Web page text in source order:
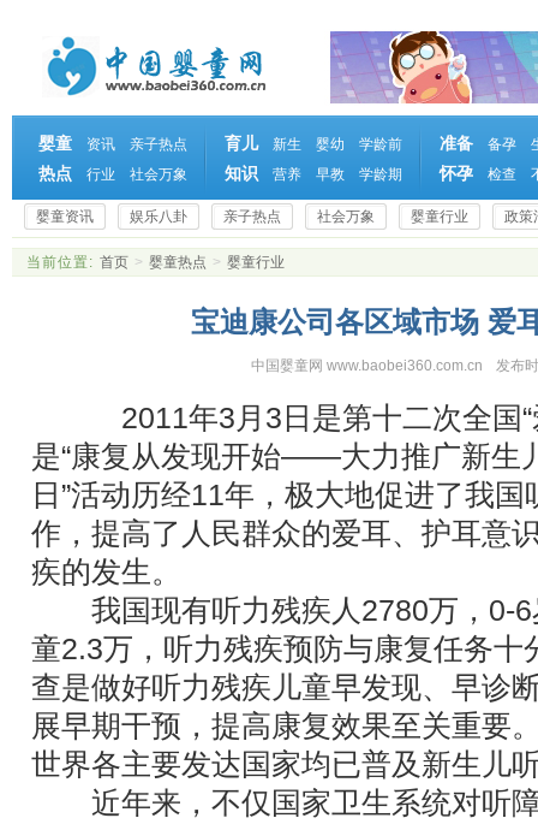
婴童
热点
资讯
亲子热点
行业
社会万象
育儿
知识
新生 婴幼
学龄前
营养
早教 学龄期
准备
怀孕
备孕
检查
婴童资讯 娱乐八卦 亲子热点 社会万象 婴童行业 政策
当前位置: 首页 > 婴童热点 > 婴童行业
宝迪康公司各区域市场 爱
中国婴童网 www.baobei360.com.cn 发布
2011年3月3日是第十二次全国“
是“康复从发现开始——大力推广新生
日”活动历经11年，极大地促进了我
作，提高了人民群众的爱耳、护耳意
疾的发生。
我国现有听力残疾人2780万，0-6
童2.3万，听力残疾预防与康复任务十
查是做好听力残疾儿童早发现、早诊
展早期干预，提高康复效果至关重要
世界各主要发达国家均已普及新生儿
近年来，不仅国家卫生系统对听障